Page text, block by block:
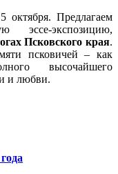
октября. Предлагаем
эссе-экспозицию,
Псковского края.
псковичей – как
высочайшего
и любви.